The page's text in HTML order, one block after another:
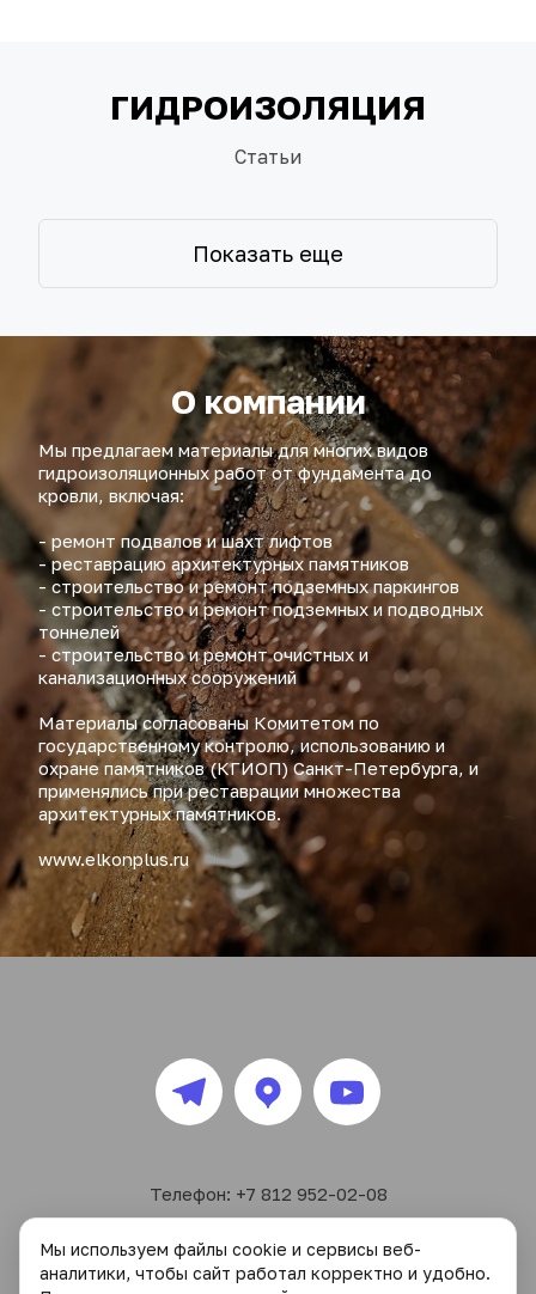
ГИДРОИЗОЛЯЦИЯ
Статьи
Показать еще
О компании
Мы предлагаем материалы для многих видов
гидроизоляционных работ от фундамента до
кровли, включая:
- ремонт подвалов и шахт лифтов
- реставрацию архитектурных памятников
- строительство и ремонт подземных паркингов
- строительство и ремонт подземных и подводных
тоннелей
- строительство и ремонт очистных и
канализационных сооружений
Материалы согласованы Комитетом по
государственному контролю, использованию и
охране памятников (КГИОП) Санкт-Петербурга, и
применялись при реставрации множества
архитектурных памятников.
www.elkonplus.ru
Телефон: +7 812 952-02-08
Почта: webinfo@elkonplus.ru
Большеохтинский пр., д.1 к.1  г. Санкт-Петербург
Мы используем файлы cookie и сервисы веб-
аналитики, чтобы сайт работал корректно и удобно.